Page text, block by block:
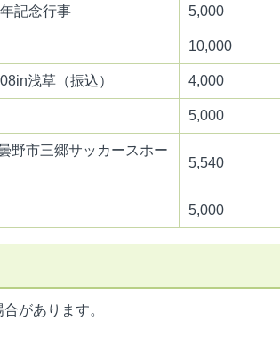
記念行事 5,000
10,000
浅草（振込） 4,000
5,000
野市三郷サッカースホー
5,540
5,000
があります。